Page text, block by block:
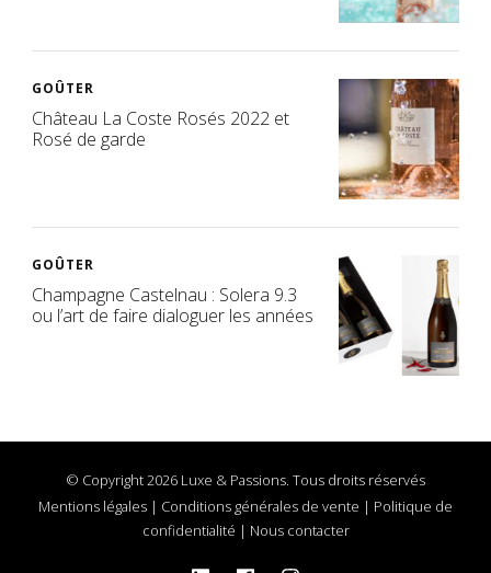
GOÛTER
Château La Coste Rosés 2022 et
Rosé de garde
GOÛTER
Champagne Castelnau : Solera 9.3
ou l’art de faire dialoguer les années
© Copyright 2026 Luxe & Passions. Tous droits réservés
Mentions légales | Conditions générales de vente | Politique de
confidentialité | Nous contacter